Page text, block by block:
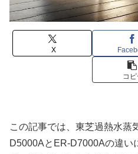
X
コ
この記事では、東芝過熱水蒸
D5000AとER-D7000Aの違い